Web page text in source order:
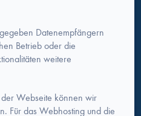
Datenempfängern
Betrieb oder die
weitere
Webseite können wir
Für das Webhosting und die